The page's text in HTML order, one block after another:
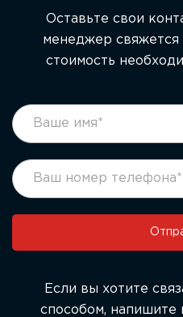
Оставьте свои
менеджер свяжется
стоимость
footer
form
Если
вы
человек,
оставьте
это
поле
Если вы хотите
способом, напишите